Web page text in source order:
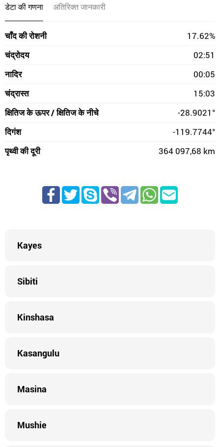
डेटा की गणना अतिरिक्त जानकारी
चाँद की रोशनी
17.62%
चंद्रोदय
02:51
नादिर
00:05
चंद्रास्त
15:03
क्षितिज के ऊपर / क्षितिज के नीचे
-28.9021°
दिगंश
-119.7744°
पृथ्वी की दूरी
364 097,68 km
Kayes
Sibiti
Kinshasa
Kasangulu
Masina
Mushie